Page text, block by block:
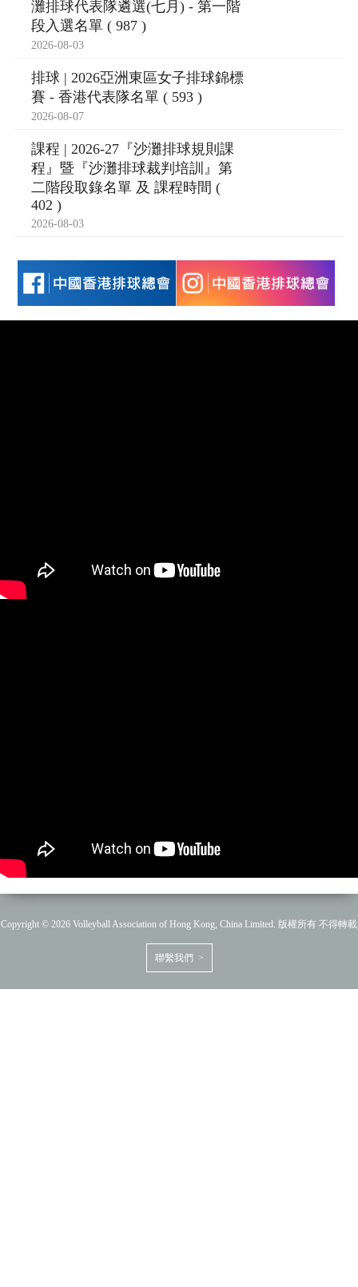
灘排球代表隊遴選(七月) - 第一階
段入選名單 ( 987 )
2026-08-03
排球 | 2026亞洲東區女子排球錦標
賽 - 香港代表隊名單 ( 593 )
2026-08-07
課程 | 2026-27『沙灘排球規則課
程』暨『沙灘排球裁判培訓』第
二階段取錄名單 及 課程時間 (
402 )
2026-08-03
Copyright © 2026 Volleyball Association of Hong Kong, China Limited. 版權所有 不得轉載
聯繫我們 >